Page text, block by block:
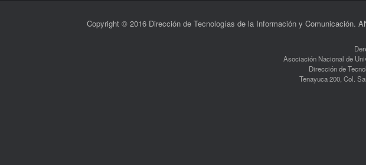
Copyright © 2016 Dirección de Tecnologías de la Información y Comunicación.
Asociación Nacional de
Dirección de
Tenayuca 200, Col.